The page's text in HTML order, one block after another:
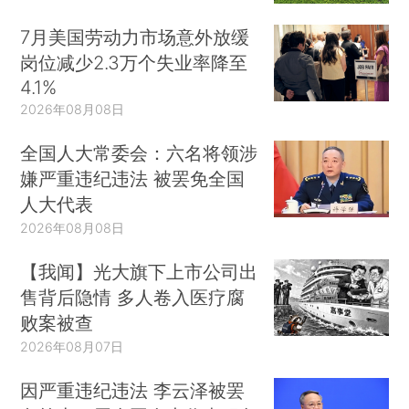
7月美国劳动力市场意外放缓
岗位减少2.3万个失业率降至
4.1%
2026年08月08日
全国人大常委会：六名将领涉
嫌严重违纪违法 被罢免全国
人大代表
2026年08月08日
【我闻】光大旗下上市公司出
售背后隐情 多人卷入医疗腐
败案被查
2026年08月07日
因严重违纪违法 李云泽被罢